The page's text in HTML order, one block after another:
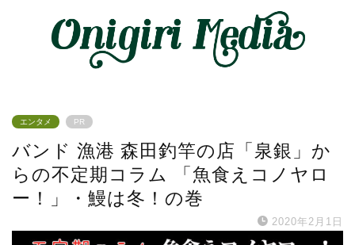
エンタメ PR
バンド 漁港 森田釣竿の店「泉銀」か
らの不定期コラム 「魚食えコノヤロ
ー！」・鰻は冬！の巻
2020年2月1日